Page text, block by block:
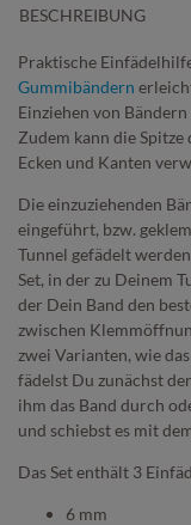
BESCHREIBUNG
Praktische
Gummibändern
Einziehen von
Zudem kann die
Ecken und Kanten
Die einzuziehenden
eingeführt, bzw.
Tunnel gefädelt
Set, in der zu Deinem
der Dein Band den
zwischen
zwei Varianten, wie
fädelst Du zunächst
ihm das Band durch
und schiebst es mit
Das Set enthält 3
6 mm